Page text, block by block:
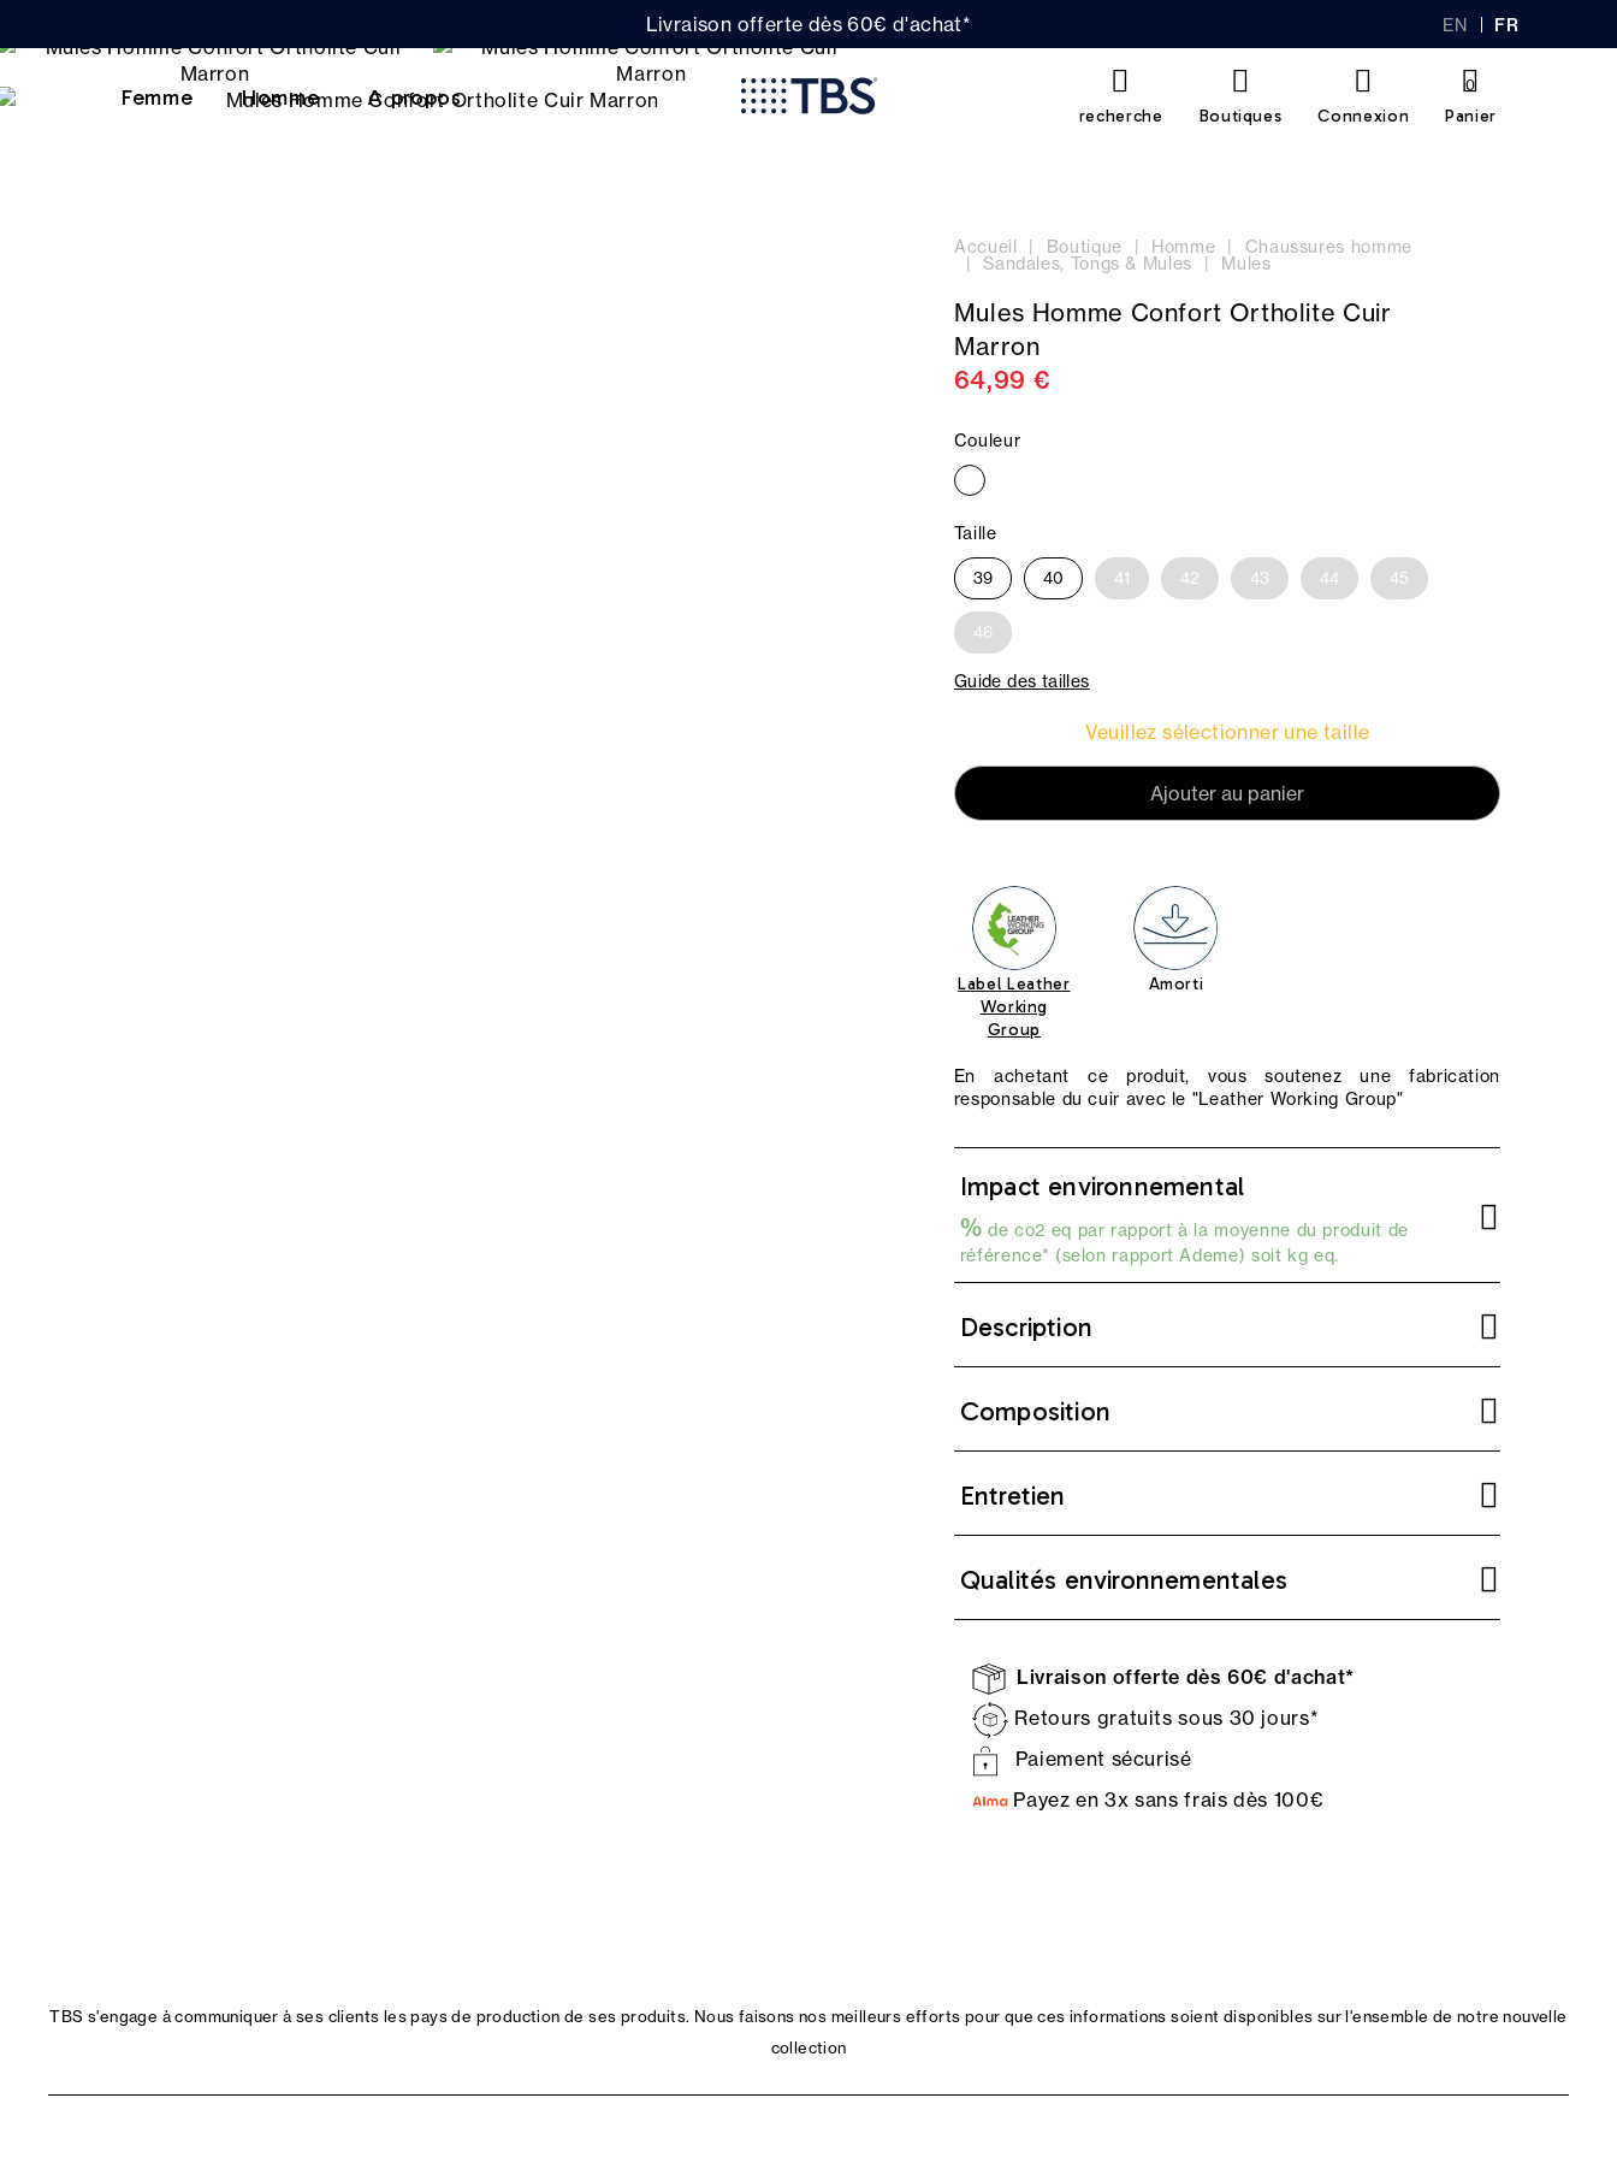
Livraison offerte dès 60€ d'achat* EN FR
Femme Homme A propos
recherche Boutiques Connexion Panier
0
Accueil Boutique Homme Chaussures homme
Sandales, Tongs & Mules Mules
Mules Homme Confort Ortholite Cuir
Marron
64,99 €
Couleur
Taille
39 40 41 42 43 44 45
46
Guide des tailles
Veuillez sélectionner une taille
Ajouter au panier
Label Leather
Working
Group
Amorti
En achetant ce produit, vous soutenez une fabrication
responsable du cuir avec le "Leather Working Group"
Impact environnemental
% de co2 eq par rapport à la moyenne du produit de
référence* (selon rapport Ademe) soit kg eq.
Description
Composition
Entretien
Qualités environnementales
Livraison offerte dès 60€ d'achat*
Retours gratuits sous 30 jours*
Paiement sécurisé
Payez en 3x sans frais dès 100€
TBS s'engage à communiquer à ses clients les pays de production de ses produits. Nous faisons nos meilleurs efforts pour que ces informations soient disponibles sur l'ensemble de notre nouvelle
collection